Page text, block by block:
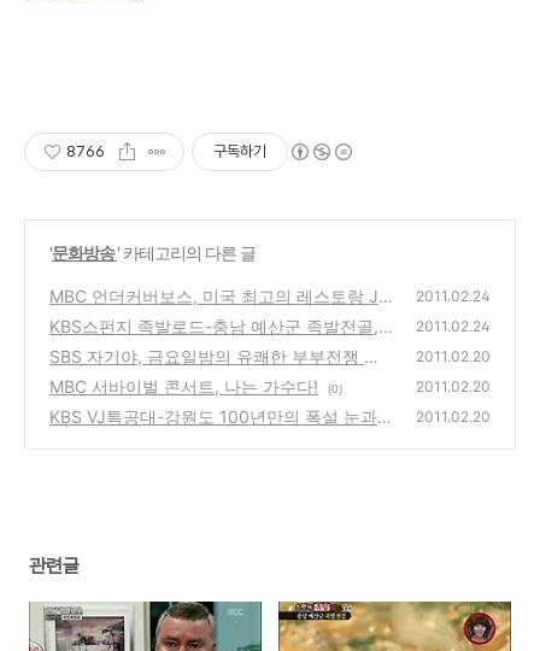
8766 구독하기
'문화방송' 카테고리의 다른 글
MBC 언더커버보스, 미국 최고의 레스토랑 Jo
hnny Rockets 의 CEO John Fuller의 위장취
업
(0)
2011.02.24
KBS스펀지 족발로드-충남 예산군 족발전골,
대전 관저동 족고을 통바비큐 족발,부산 부평
동 왕문어비빔족발
(2)
2011.02.24
SBS 자기야, 금요일밤의 유쾌한 부부전쟁 토
크쇼
(0)
2011.02.20
MBC 서바이벌 콘서트, 나는 가수다! (0) 2011.02.20
KBS VJ특공대-강원도 100년만의 폭설 눈과의
2011.02.20
관련글